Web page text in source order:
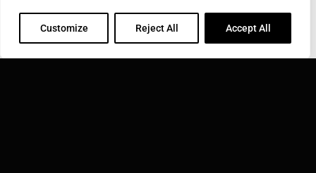
Customize Reject All Accept All